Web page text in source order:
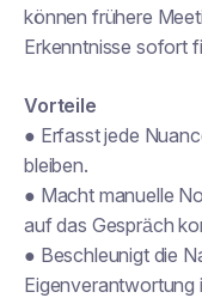
können frühere
Erkenntnisse sofort
Vorteile
● Erfasst jede
bleiben.
● Macht manuelle
auf das Gespräch
● Beschleunigt die
Eigenverantwortung